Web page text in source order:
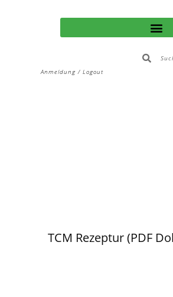
Anmeldung / Logout
TCM Rezeptur (PDF